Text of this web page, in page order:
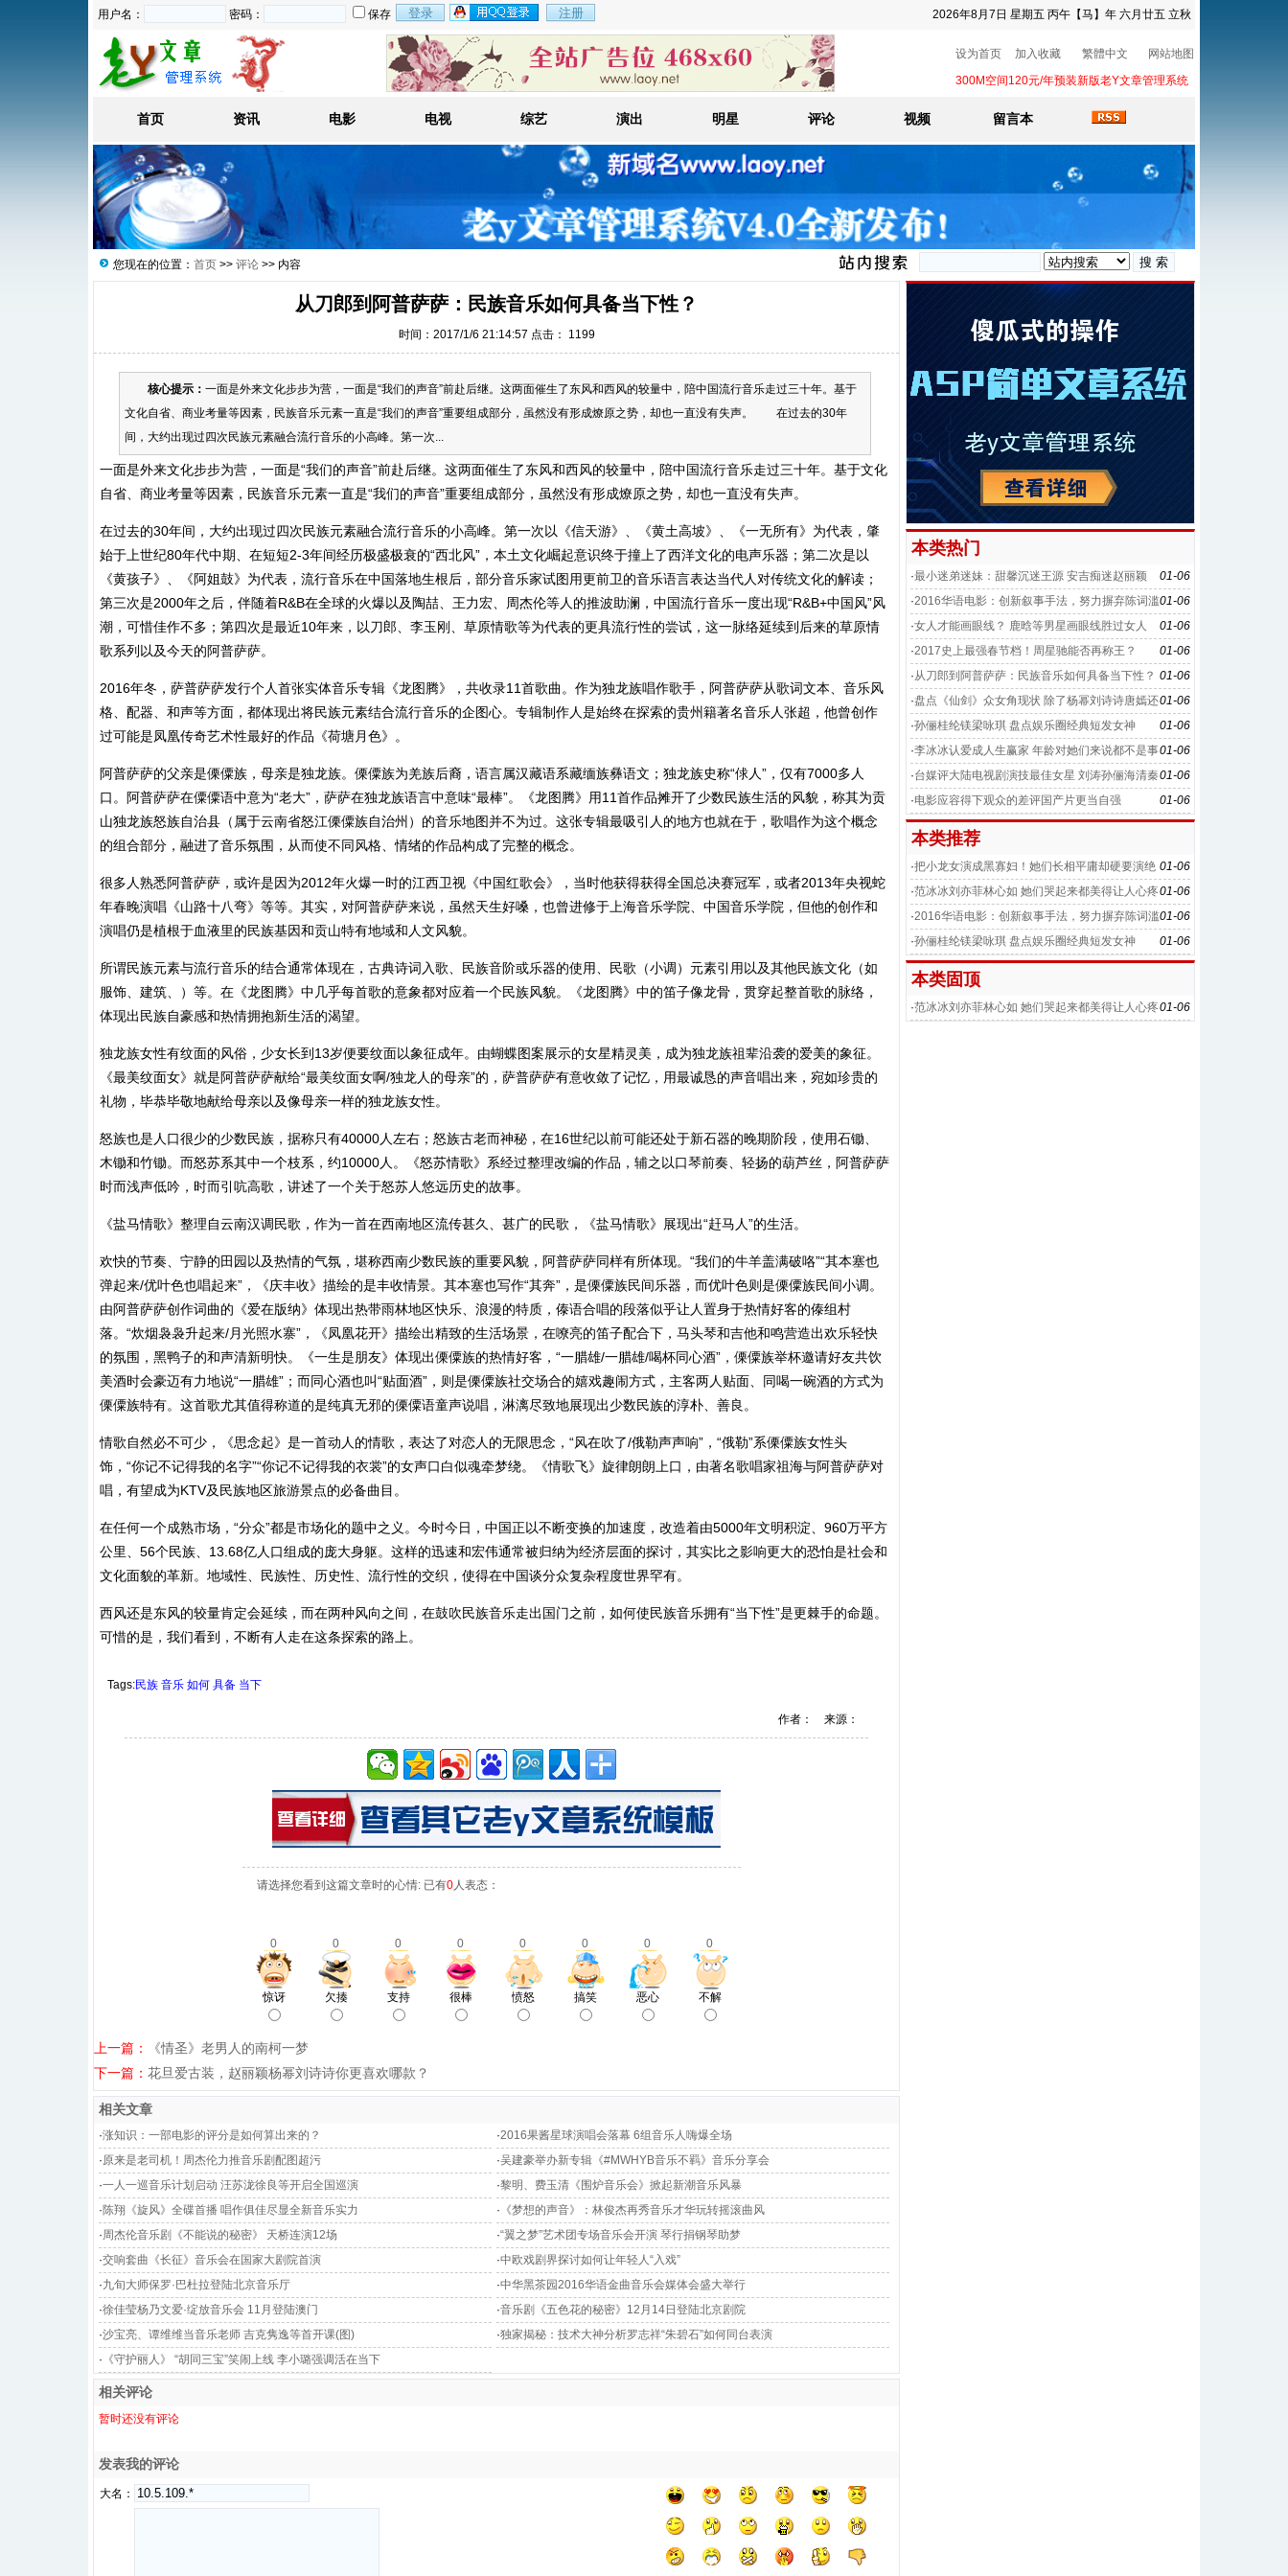
2026年8月7日 星期五 丙午【马】年 六月廿五 立秋
用户名： 密码： 保存
设为首页 加入收藏 繁體中文
网站地图
300M空间120元/年预装新版老Y文章管理系统
首页 资讯 电影 电视 综艺 演出 明星 评论 视频 留言本
您现在的位置： 首页 >> 评论 >> 内容
从刀郎到阿普萨萨：民族音乐如何具备当下性？
时间：2017/1/6 21:14:57 点击： 1199
核心提示： 一面是外来文化步步为营，一面是“我们的声音”前赴后继。这两面催生了东风和西风的较量中，陪中国流行音乐走过三十年。基于
文化自省、商业考量等因素，民族音乐元素一直是“我们的声音”重要组成部分，虽然没有形成燎原之势，却也一直没有失声。 在过去的30年
间，大约出现过四次民族元素融合流行音乐的小高峰。第一次...
一面是外来文化步步为营，一面是“我们的声音”前赴后继。这两面催生了东风和西风的较量中，陪中国流行音乐走过三十年。基于文化
自省、商业考量等因素，民族音乐元素一直是“我们的声音”重要组成部分，虽然没有形成燎原之势，却也一直没有失声。
在过去的30年间，大约出现过四次民族元素融合流行音乐的小高峰。第一次以《信天游》、《黄土高坡》、《一无所有》为代表，肇
始于上世纪80年代中期、在短短2-3年间经历极盛极衰的“西北风”，本土文化崛起意识终于撞上了西洋文化的电声乐器；第二次是以
《黄孩子》、《阿姐鼓》为代表，流行音乐在中国落地生根后，部分音乐家试图用更前卫的音乐语言表达当代人对传统文化的解读；
第三次是2000年之后，伴随着R&B在全球的火爆以及陶喆、王力宏、周杰伦等人的推波助澜，中国流行音乐一度出现“R&B+中国风”风
潮，可惜佳作不多；第四次是最近10年来，以刀郎、李玉刚、草原情歌等为代表的更具流行性的尝试，这一脉络延续到后来的草原情
歌系列以及今天的阿普萨萨。
2016年冬，萨普萨萨发行个人首张实体音乐专辑《龙图腾》，共收录11首歌曲。作为独龙族唱作歌手，阿普萨萨从歌词文本、音乐风
格、配器、和声等方面，都体现出将民族元素结合流行音乐的企图心。专辑制作人是始终在探索的贵州籍著名音乐人张超，他曾创作
过可能是凤凰传奇艺术性最好的作品《荷塘月色》。
阿普萨萨的父亲是傈僳族，母亲是独龙族。傈僳族为羌族后裔，语言属汉藏语系藏缅族彝语文；独龙族史称“俅人”，仅有7000多人
口。阿普萨萨在僳僳语中意为“老大”，萨萨在独龙族语言中意味“最棒”。《龙图腾》用11首作品摊开了少数民族生活的风貌，称其为贡
山独龙族怒族自治县（属于云南省怒江傈僳族自治州）的音乐地图并不为过。这张专辑最吸引人的地方也就在于，歌唱作为这个概念
的组合部分，融进了音乐氛围，从而使不同风格、情绪的作品构成了完整的概念。
很多人熟悉阿普萨萨，或许是因为2012年火爆一时的江西卫视《中国红歌会》，当时他获得获得全国总决赛冠军，或者2013年央视蛇
年春晚演唱《山路十八弯》等等。其实，对阿普萨萨来说，虽然天生好嗓，也曾进修于上海音乐学院、中国音乐学院，但他的创作和
演唱仍是植根于血液里的民族基因和贡山特有地域和人文风貌。
所谓民族元素与流行音乐的结合通常体现在，古典诗词入歌、民族音阶或乐器的使用、民歌（小调）元素引用以及其他民族文化（如
服饰、建筑、）等。在《龙图腾》中几乎每首歌的意象都对应着一个民族风貌。《龙图腾》中的笛子像龙骨，贯穿起整首歌的脉络，
体现出民族自豪感和热情拥抱新生活的渴望。
独龙族女性有纹面的风俗，少女长到13岁便要纹面以象征成年。由蝴蝶图案展示的女星精灵美，成为独龙族祖辈沿袭的爱美的象征。
《最美纹面女》就是阿普萨萨献给“最美纹面女啊/独龙人的母亲”的，萨普萨萨有意收敛了记忆，用最诚恳的声音唱出来，宛如珍贵的
礼物，毕恭毕敬地献给母亲以及像母亲一样的独龙族女性。
怒族也是人口很少的少数民族，据称只有40000人左右；怒族古老而神秘，在16世纪以前可能还处于新石器的晚期阶段，使用石锄、
木锄和竹锄。而怒苏系其中一个枝系，约10000人。《怒苏情歌》系经过整理改编的作品，辅之以口琴前奏、轻扬的葫芦丝，阿普萨萨
时而浅声低吟，时而引吭高歌，讲述了一个关于怒苏人悠远历史的故事。
《盐马情歌》整理自云南汉调民歌，作为一首在西南地区流传甚久、甚广的民歌，《盐马情歌》展现出“赶马人”的生活。
欢快的节奏、宁静的田园以及热情的气氛，堪称西南少数民族的重要风貌，阿普萨萨同样有所体现。“我们的牛羊盖满破咯”“其本塞也
弹起来/优叶色也唱起来”，《庆丰收》描绘的是丰收情景。其本塞也写作“其奔”，是傈僳族民间乐器，而优叶色则是傈僳族民间小调。
由阿普萨萨创作词曲的《爱在版纳》体现出热带雨林地区快乐、浪漫的特质，傣语合唱的段落似乎让人置身于热情好客的傣组村
落。“炊烟袅袅升起来/月光照水寨”，《凤凰花开》描绘出精致的生活场景，在嘹亮的笛子配合下，马头琴和吉他和鸣营造出欢乐轻快
的氛围，黑鸭子的和声清新明快。《一生是朋友》体现出傈僳族的热情好客，“一腊雄/一腊雄/喝杯同心酒”，傈僳族举杯邀请好友共饮
美酒时会豪迈有力地说“一腊雄”；而同心酒也叫“贴面酒”，则是傈僳族社交场合的嬉戏趣闹方式，主客两人贴面、同喝一碗酒的方式为
傈僳族特有。这首歌尤其值得称道的是纯真无邪的傈僳语童声说唱，淋漓尽致地展现出少数民族的淳朴、善良。
情歌自然必不可少，《思念起》是一首动人的情歌，表达了对恋人的无限思念，“风在吹了/俄勒声声响”，“俄勒”系傈僳族女性头
饰，“你记不记得我的名字”“你记不记得我的衣裳”的女声口白似魂牵梦绕。《情歌飞》旋律朗朗上口，由著名歌唱家祖海与阿普萨萨对
唱，有望成为KTV及民族地区旅游景点的必备曲目。
在任何一个成熟市场，“分众”都是市场化的题中之义。今时今日，中国正以不断变换的加速度，改造着由5000年文明积淀、960万平方
公里、56个民族、13.68亿人口组成的庞大身躯。这样的迅速和宏伟通常被归纳为经济层面的探讨，其实比之影响更大的恐怕是社会和
文化面貌的革新。地域性、民族性、历史性、流行性的交织，使得在中国谈分众复杂程度世界罕有。
西风还是东风的较量肯定会延续，而在两种风向之间，在鼓吹民族音乐走出国门之前，如何使民族音乐拥有“当下性”是更棘手的命题。
可惜的是，我们看到，不断有人走在这条探索的路上。
Tags:民族 音乐 如何 具备 当下
作者： 来源：
请选择您看到这篇文章时的心情: 已有0人表态：
0 0 0 0 0 0 0 0
惊讶 欠揍 支持 很棒 愤怒 搞笑 恶心 不解
上一篇：
《情圣》老男人的南柯一梦
下一篇： 花旦爱古装，赵丽颖杨幂刘诗诗你更喜欢哪款？
相关文章
·涨知识：一部电影的评分是如何算出来的？ ·2016果酱星球演唱会落幕 6组音乐人嗨爆全场
·原来是老司机！周杰伦力推音乐剧配图超污 ·吴建豪举办新专辑《#MWHYB音乐不羁》音乐分享会
·一人一巡音乐计划启动 汪苏泷徐良等开启全国巡演 ·黎明、费玉清《围炉音乐会》掀起新潮音乐风暴
·陈翔《旋风》全碟首播 唱作俱佳尽显全新音乐实力 · 《梦想的声音》：林俊杰再秀音乐才华玩转摇滚曲风
·周杰伦音乐剧《不能说的秘密》 天桥连演12场 ·“翼之梦”艺术团专场音乐会开演 琴行捐钢琴助梦
·交响套曲《长征》音乐会在国家大剧院首演 ·中欧戏剧界探讨如何让年轻人“入戏”
·九旬大师保罗·巴杜拉登陆北京音乐厅 ·中华黑茶园2016华语金曲音乐会媒体会盛大举行
·徐佳莹杨乃文爱·绽放音乐会 11月登陆澳门 ·音乐剧《五色花的秘密》12月14日登陆北京剧院
·沙宝亮、谭维维当音乐老师 吉克隽逸等首开课(图) ·独家揭秘：技术大神分析罗志祥“朱碧石”如何同台表演
· 《守护丽人》 “胡同三宝”笑闹上线 李小璐强调活在当下
相关评论
暂时还没有评论
发表我的评论
大名：
本类热门
01-06
·最小迷弟迷妹：甜馨沉迷王源 安吉痴迷赵丽颖
01-06
·2016华语电影：创新叙事手法，努力摒弃陈词滥
调
01-06
·女人才能画眼线？ 鹿晗等男星画眼线胜过女人
01-06
·2017史上最强春节档！周星驰能否再称王？
01-06
·从刀郎到阿普萨萨：民族音乐如何具备当下性？
01-06
·盘点《仙剑》众女角现状 除了杨幂刘诗诗唐嫣还
有她们
01-06
·孙俪桂纶镁梁咏琪 盘点娱乐圈经典短发女神
01-06
·李冰冰认爱成人生赢家 年龄对她们来说都不是事
01-06
·台媒评大陆电视剧演技最佳女星 刘涛孙俪海清秦
海璐上榜
01-06
·电影应容得下观众的差评国产片更当自强
本类推荐
01-06
·把小龙女演成黑寡妇！她们长相平庸却硬要演绝
世美女
01-06
·范冰冰刘亦菲林心如 她们哭起来都美得让人心疼
01-06
·2016华语电影：创新叙事手法，努力摒弃陈词滥
调
01-06
·孙俪桂纶镁梁咏琪 盘点娱乐圈经典短发女神
本类固顶
01-06
·范冰冰刘亦菲林心如 她们哭起来都美得让人心疼